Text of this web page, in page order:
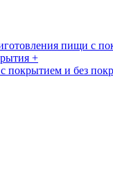
пищи с
+
покрытием и без